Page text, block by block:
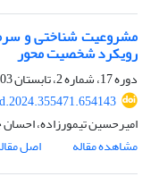
مشروعیت شناختی و
رویکرد شخصیت محور
دوره 17، شماره 2، تابستان 1403، صفحه
امیرحسین تیمورزاده،
مشاهده مقاله
اصل